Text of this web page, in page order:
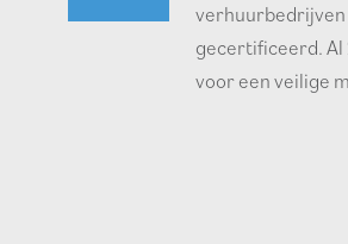
verhuurbedrijven
gecertificeerd. Al
voor een veilige